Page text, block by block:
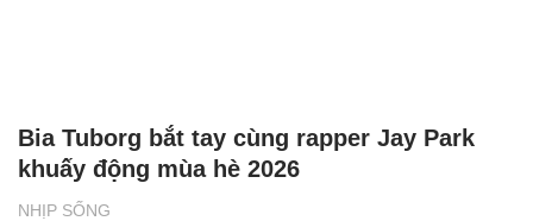
NHỊP SỐNG
Bia Tuborg bắt tay cùng rapper Jay Park
khuấy động mùa hè 2026